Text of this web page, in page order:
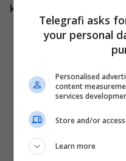
kuptoj se kjo i vë
Telegrafi asks
your personal
Personalised
content
services
Store and/or
Learn more